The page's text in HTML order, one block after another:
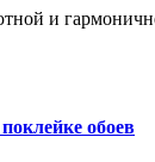
и
обоев